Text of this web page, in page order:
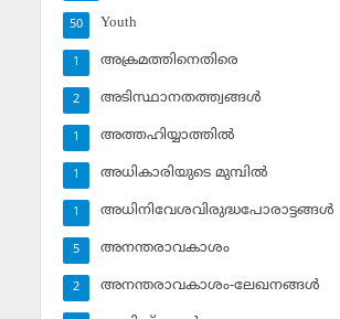
Youth
50
അക്രമത്തിനെതിരെ
1
അടിസ്ഥാനതത്ത്വങ്ങള്‍
2
അത്തഹിയ്യാത്തില്‍
1
അധികാരിയുടെ മുമ്പില്‍
1
അധിനിവേശവിരുദ്ധപോരാട്ടങ്ങള്‍
1
അനന്തരാവകാശം
5
അനന്തരാവകാശം-ലേഖനങ്ങള്‍
2